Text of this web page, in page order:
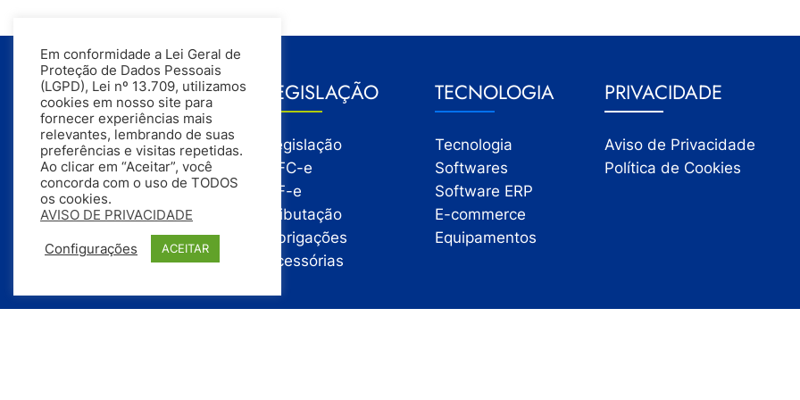
GESTÃO
Gestão
Gestão Financeira
Gestão de Pessoas
Compras
Estoque
Vendas
LEGISLAÇÃO
Legislação
NFC-e
NF-e
Tributação
Obrigações
Acessórias
TECNOLOGIA
Tecnologia
Softwares
Software ERP
E-commerce
Equipamentos
PRIVACIDADE
Aviso de Privacidade
Política de Cookies
Em conformidade a Lei Geral de
Proteção de Dados Pessoais
(LGPD), Lei nº 13.709, utilizamos
cookies em nosso site para
fornecer experiências mais
relevantes, lembrando de suas
preferências e visitas repetidas.
Ao clicar em “Aceitar”, você
concorda com o uso de TODOS
os cookies.
AVISO DE PRIVACIDADE
Configurações ACEITAR